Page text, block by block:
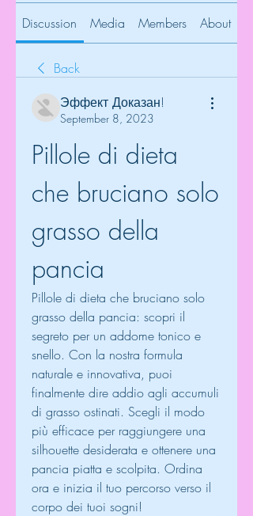
Discussion Media Members About
Back
Эффект Доказан!
September 8, 2023
Pillole di dieta
che bruciano solo
grasso della
pancia
Pillole di dieta che bruciano solo
grasso della pancia: scopri il
segreto per un addome tonico e
snello. Con la nostra formula
naturale e innovativa, puoi
finalmente dire addio agli accumuli
di grasso ostinati. Scegli il modo
più efficace per raggiungere una
silhouette desiderata e ottenere una
pancia piatta e scolpita. Ordina
ora e inizia il tuo percorso verso il
corpo dei tuoi sogni!